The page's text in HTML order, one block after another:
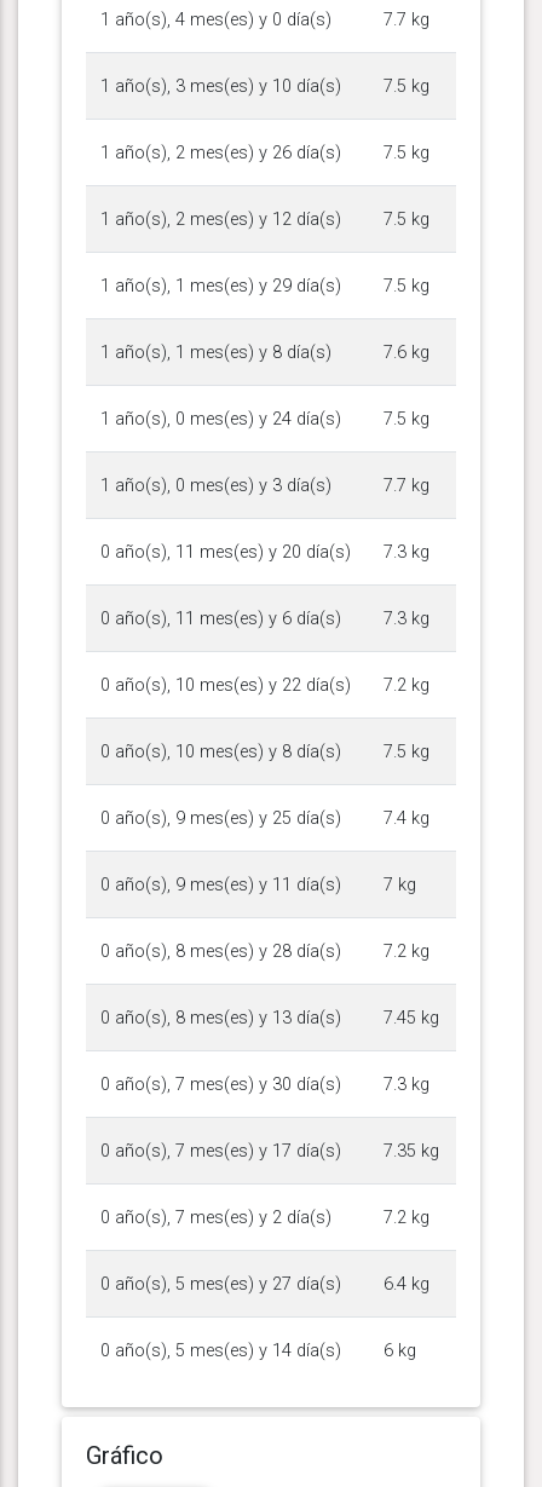
1 año(s), 4 mes(es) y 0 día(s) 7.7 kg
1 año(s), 3 mes(es) y 10 día(s) 7.5 kg
1 año(s), 2 mes(es) y 26 día(s) 7.5 kg
1 año(s), 2 mes(es) y 12 día(s) 7.5 kg
1 año(s), 1 mes(es) y 29 día(s) 7.5 kg
1 año(s), 1 mes(es) y 8 día(s) 7.6 kg
1 año(s), 0 mes(es) y 24 día(s) 7.5 kg
1 año(s), 0 mes(es) y 3 día(s) 7.7 kg
0 año(s), 11 mes(es) y 20 día(s) 7.3 kg
0 año(s), 11 mes(es) y 6 día(s) 7.3 kg
0 año(s), 10 mes(es) y 22 día(s) 7.2 kg
0 año(s), 10 mes(es) y 8 día(s) 7.5 kg
0 año(s), 9 mes(es) y 25 día(s) 7.4 kg
0 año(s), 9 mes(es) y 11 día(s) 7 kg
0 año(s), 8 mes(es) y 28 día(s) 7.2 kg
0 año(s), 8 mes(es) y 13 día(s) 7.45 kg
0 año(s), 7 mes(es) y 30 día(s) 7.3 kg
0 año(s), 7 mes(es) y 17 día(s) 7.35 kg
0 año(s), 7 mes(es) y 2 día(s) 7.2 kg
0 año(s), 5 mes(es) y 27 día(s) 6.4 kg
0 año(s), 5 mes(es) y 14 día(s) 6 kg
Gráfico